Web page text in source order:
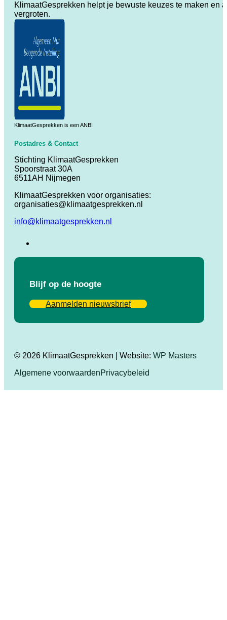
KlimaatGesprekken helpt je bewuste keuzes te maken en
vergroten.
KlimaatGesprekken is een ANBI
Postadres & Contact
Stichting KlimaatGesprekken
Spoorstraat 30A
6511AH Nijmegen
KlimaatGesprekken voor organisaties:
organisaties@klimaatgesprekken.nl
info@klimaatgesprekken.nl
Blijf op de hoogte
Aanmelden nieuwsbrief
© 2026 KlimaatGesprekken | Website: WP Masters
Algemene voorwaardenPrivacybeleid